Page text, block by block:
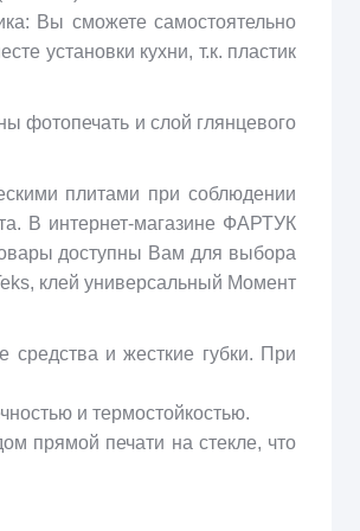
Вы сможете самостоятельно
установки кухни, т.к. пластик
фотопечать и слой глянцевого
плитами при соблюдении
В интернет-магазине ФАРТУК
доступны Вам для выбора
клей универсальный Момент
и жесткие губки. При
и термостойкостью.
прямой печати на стекле, что